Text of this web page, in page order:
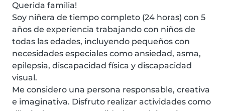
Querida familia!
Soy niñera de tiempo completo (24 horas) con 5
años de experiencia trabajando con niños de
todas las edades, incluyendo pequeños con
necesidades especiales como ansiedad, asma,
epilepsia, discapacidad física y discapacidad
visual.
Me considero una persona responsable, creativa
e imaginativa. Disfruto realizar actividades como